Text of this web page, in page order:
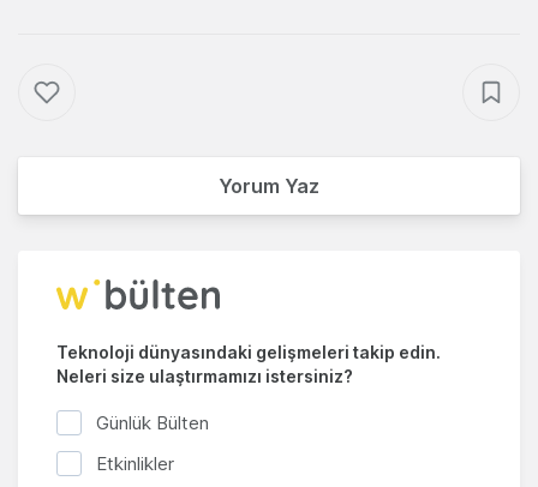
Yorum Yaz
Teknoloji dünyasındaki gelişmeleri takip edin.
Neleri size ulaştırmamızı istersiniz?
Günlük Bülten
Etkinlikler